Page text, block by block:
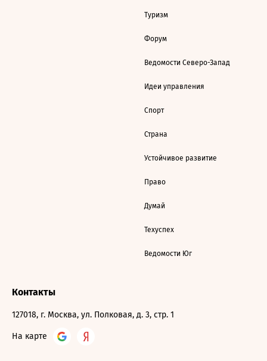
Туризм
Форум
Ведомости Северо-Запад
Идеи управления
Спорт
Страна
Устойчивое развитие
Право
Думай
Техуспех
Ведомости Юг
Контакты
127018, г. Москва, ул. Полковая, д. 3, стр. 1
На карте